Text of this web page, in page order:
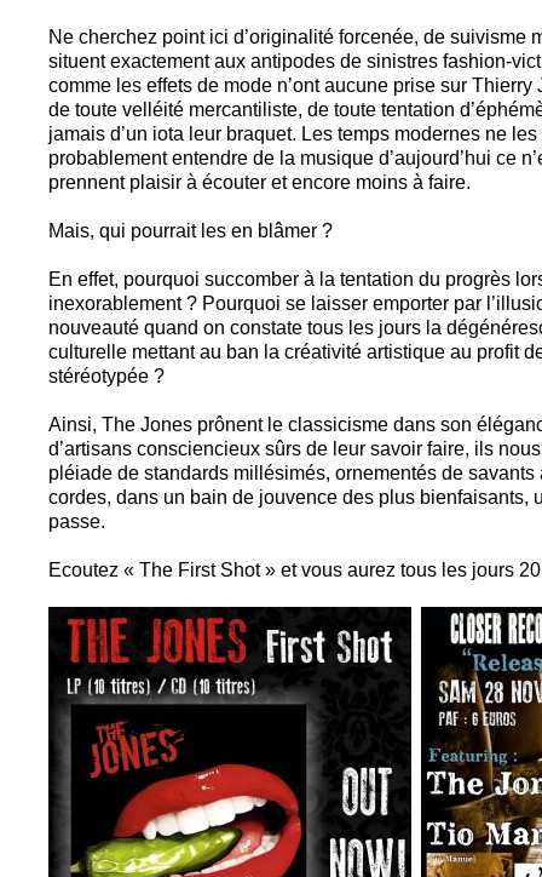
Ne cherchez point ici d’originalité forcenée, de suivisme
situent exactement aux antipodes de sinistres fashion-
comme les effets de mode n’ont aucune prise sur
de toute velléité mercantiliste, de toute tentation
jamais d’un iota leur braquet. Les temps modernes ne
probablement entendre de la musique d’aujourd’hui ce
prennent plaisir à écouter et encore moins à faire.
Mais, qui pourrait les en blâmer ?
En effet, pourquoi succomber à la tentation du progrès
inexorablement ? Pourquoi se laisser emporter par
nouveauté quand on constate tous les jours la
culturelle mettant au ban la créativité artistique au profit
stéréotypée ?
Ainsi, The Jones prônent le classicisme dans son
d’artisans consciencieux sûrs de leur savoir faire, ils
pléiade de standards millésimés, ornementés de
cordes, dans un bain de jouvence des plus bienfaisants,
passe.
Ecoutez « The First Shot » et vous aurez tous les jours